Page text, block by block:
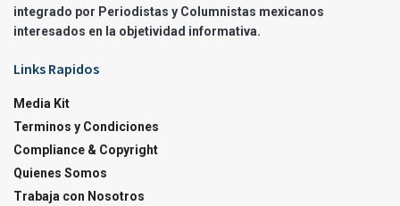
integrado por Periodistas y Columnistas mexicanos
interesados en la objetividad informativa.
Links Rapidos
Media Kit
Terminos y Condiciones
Compliance & Copyright
Quienes Somos
Trabaja con Nosotros